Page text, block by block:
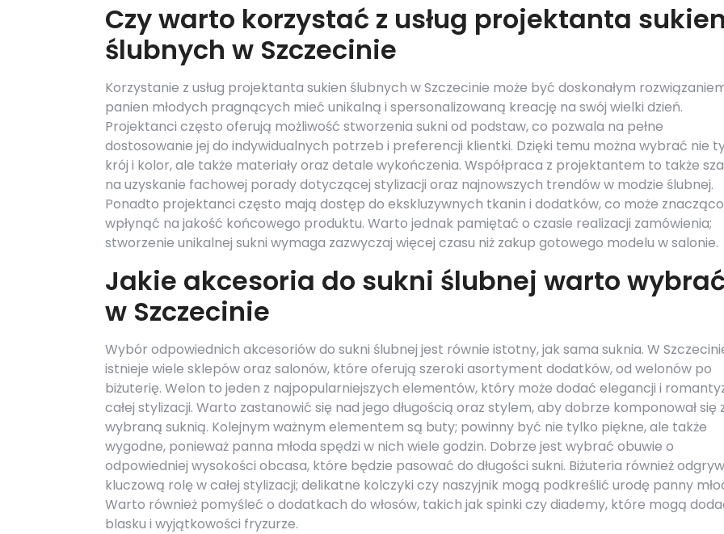
Czy warto korzystać z usług projektanta sukien
ślubnych w Szczecinie
Korzystanie z usług projektanta sukien ślubnych w Szczecinie może być doskonałym
panien młodych pragnących mieć unikalną i spersonalizowaną kreację na swój wielki dzień.
Projektanci często oferują możliwość stworzenia sukni od podstaw, co pozwala na pełne
dostosowanie jej do indywidualnych potrzeb i preferencji klientki. Dzięki temu można wybrać nie
krój i kolor, ale także materiały oraz detale wykończenia. Współpraca z projektantem to także
na uzyskanie fachowej porady dotyczącej stylizacji oraz najnowszych trendów w modzie ślubnej.
Ponadto projektanci często mają dostęp do ekskluzywnych tkanin i dodatków, co może znacząco
wpłynąć na jakość końcowego produktu. Warto jednak pamiętać o czasie realizacji zamówienia;
stworzenie unikalnej sukni wymaga zazwyczaj więcej czasu niż zakup gotowego modelu w salonie.
Jakie akcesoria do sukni ślubnej warto wybrać
w Szczecinie
Wybór odpowiednich akcesoriów do sukni ślubnej jest równie istotny, jak sama suknia. W
istnieje wiele sklepów oraz salonów, które oferują szeroki asortyment dodatków, od welonów po
biżuterię. Welon to jeden z najpopularniejszych elementów, który może dodać elegancji i
całej stylizacji. Warto zastanowić się nad jego długością oraz stylem, aby dobrze komponował się
wybraną suknią. Kolejnym ważnym elementem są buty; powinny być nie tylko piękne, ale także
wygodne, ponieważ panna młoda spędzi w nich wiele godzin. Dobrze jest wybrać obuwie o
odpowiedniej wysokości obcasa, które będzie pasować do długości sukni. Biżuteria również
kluczową rolę w całej stylizacji; delikatne kolczyki czy naszyjnik mogą podkreślić urodę panny
Warto również pomyśleć o dodatkach do włosów, takich jak spinki czy diademy, które mogą
blasku i wyjątkowości fryzurze.